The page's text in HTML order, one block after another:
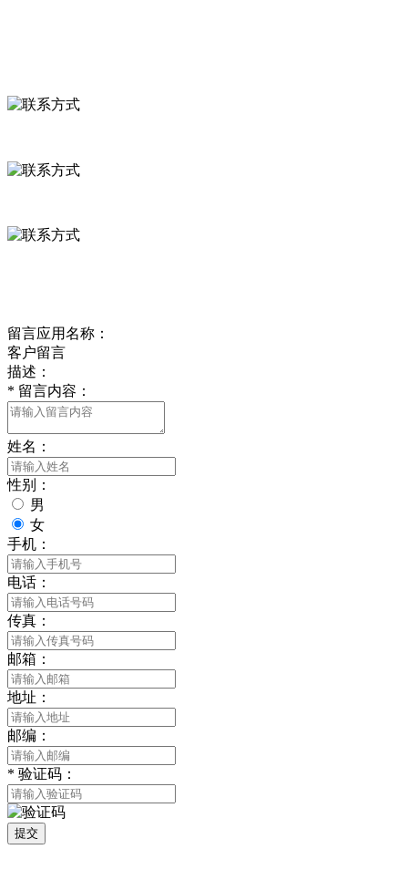
留言应用名称：
客户留言
描述：
* 留言内容：
姓名：
性别：
男
女
手机：
电话：
传真：
邮箱：
地址：
邮编：
* 验证码：
提交